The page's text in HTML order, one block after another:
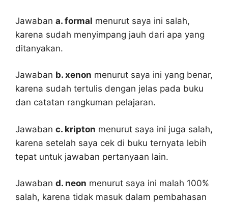
Jawaban a. formal menurut saya ini salah,
karena sudah menyimpang jauh dari apa yang
ditanyakan.
Jawaban b. xenon menurut saya ini yang benar,
karena sudah tertulis dengan jelas pada buku
dan catatan rangkuman pelajaran.
Jawaban c. kripton menurut saya ini juga salah,
karena setelah saya cek di buku ternyata lebih
tepat untuk jawaban pertanyaan lain.
Jawaban d. neon menurut saya ini malah 100%
salah, karena tidak masuk dalam pembahasan